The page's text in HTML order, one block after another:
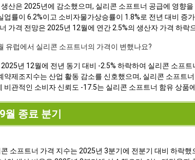
산은 2025년에 감소했으며, 실리콘 소프트너 공급에 영향
업률이 6.2%이고 소비자물가상승률이 1.8%로 전년 대비 증
가격 전망은 2025년 12월에 연간 2.5%의 생산자 가격 하락
유럽에서 실리콘 소프트너의 가격이 변했나요?
년 12월에 전년 동기 대비 -2.5% 하락하여 실리콘 소프트
약제조지수는 산업 활동 감소를 신호했으며, 실리콘 소프트
비관적인 소비자 신뢰도 -17.5는 실리콘 소프트너 함유 상품
월 종료 분기
소프트너 가격 지수는 2025년 3분기에 전분기 대비 하락